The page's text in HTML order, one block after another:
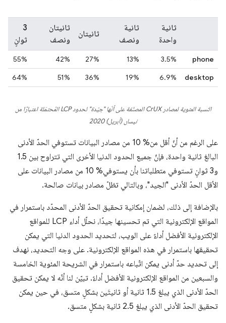
ثانية
واحدة
ثانية
ونصف
ثانيتان
ثانيتان
ونصف
3
ثوانٍ
phone
‫3.5%
13%
27%
42%
55%
desktop
6.9%
19%
36%
51%
64%
النسبة المئوية لمصادر CrUX المصنّفة على أنّها "جيّدة" لحدود LCP المُحتمَلة اعتبارًا من
نيسان (أبريل) 2020
على الرغم من أنّ أقل من% 10 من مصادر البيانات تستوفي الحدّ الأدنى
البالغ ثانية واحدة، فإنّ جميع الحدود الدنيا الأخرى التي تتراوح بين 1.5
و3 ثوانٍ تستوفي متطلباتنا بأن يستوفي% 10 من مصادر البيانات على
الأقل الحدّ الأدنى "الجيد"، وبالتالي تظلّ مصادر بيانات صالحة.
بالإضافة إلى ذلك، لضمان إمكانية تحقيق الحدّ الأدنى المحدّد باستمرار في
المواقع الإلكترونية التي تم تحسينها جيدًا، نحلّل أداء LCP للمواقع
الإلكترونية الأفضل أداءً على الويب، لتحديد الحدود الدنيا التي يمكن
تحقيقها باستمرار في هذه المواقع الإلكترونية. على وجه التحديد، نهدف
إلى تحديد حدّ أدنى يمكن اتّباعه باستمرار في الشريحة المئوية الخامسة
والسبعين من المواقع الإلكترونية الأفضل أداءً. تبيّن لنا أنّه لا يمكن تحقيق
الحدّ الأدنى الذي يبلغ 1.5 ثانية أو ثانيتَين بشكلٍ متسق، في حين يمكن
تحقيق الحدّ الأدنى الذي يبلغ 2.5 ثانية بشكلٍ متسق.